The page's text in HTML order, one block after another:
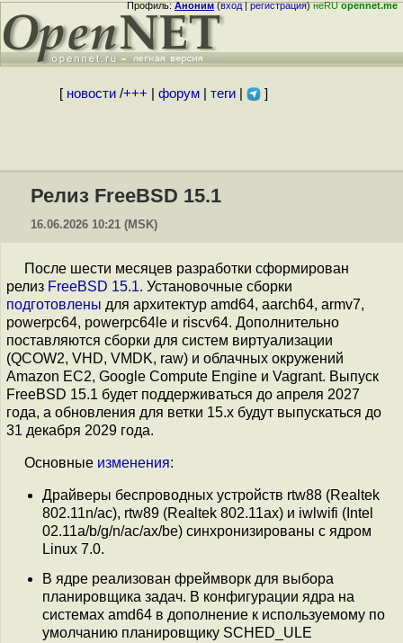
Профиль:Аноним(вход|регистрация)неRUopennet.me
[ новости/+++ форум| теги| ]
Релиз FreeBSD 15.1
16.06.2026 10:21 (MSK)
После шести месяцев разработки сформирован
релиз FreeBSD 15.1. Установочные сборки
подготовлены для архитектур amd64, aarch64, armv7,
powerpc64, powerpc64le и riscv64. Дополнительно
поставляются сборки для систем виртуализации
(QCOW2, VHD, VMDK, raw) и облачных окружений
Amazon EC2, Google Compute Engine и Vagrant. Выпуск
FreeBSD 15.1 будет поддерживаться до апреля 2027
года, а обновления для ветки 15.x будут выпускаться до
31 декабря 2029 года.
Основные изменения:
Драйверы беспроводных устройств rtw88 (Realtek
802.11n/ac), rtw89 (Realtek 802.11ax) и iwlwifi (Intel
02.11a/b/g/n/ac/ax/be) синхронизированы с ядром
Linux 7.0.
В ядре реализован фреймворк для выбора
планировщика задач. В конфигурации ядра на
системах amd64 в дополнение к используемому по
умолчанию планировщику SCHED_ULE